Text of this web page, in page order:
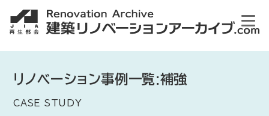
リノベーション事例一覧:補強
CASE STUDY